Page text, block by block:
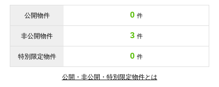
公開物件 0 件
非公開物件 3 件
特別限定物件 0 件
公開・非公開・特別限定物件とは